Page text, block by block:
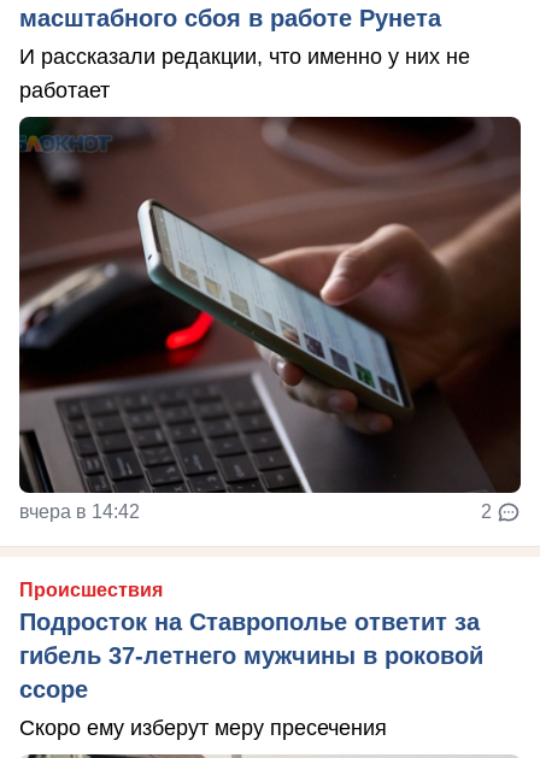
масштабного сбоя в работе Рунета
И рассказали редакции, что именно у них не
работает
вчера в 14:42 2
Происшествия
Подросток на Ставрополье ответит за
гибель 37-летнего мужчины в роковой
ссоре
Скоро ему изберут меру пресечения